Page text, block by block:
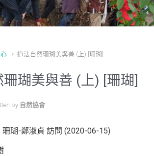
道法自然珊瑚美與善 (上) [珊瑚]
瑚美與善 (上) [珊瑚]
by 自然協會
珊瑚-鄭淑貞 訪問 (2020-06-15)